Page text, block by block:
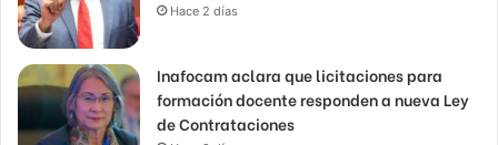
Hace 2 días
Inafocam aclara que licitaciones para
formación docente responden a nueva Ley
de Contrataciones